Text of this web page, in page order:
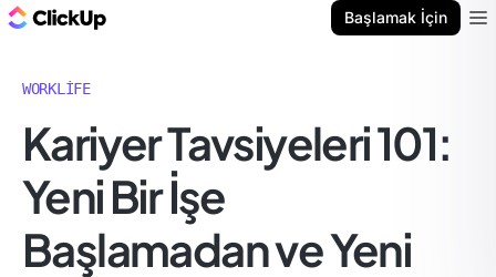
Başlamak İçin
WORKLIFE
Kariyer Tavsiyeleri 101:
Yeni Bir İşe
Başlamadan ve Yeni